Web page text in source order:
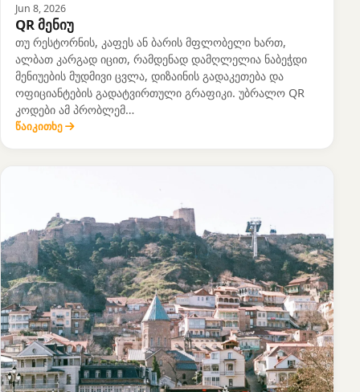
Jun 8, 2026
QR მენიუ
თუ რესტორნის, კაფეს ან ბარის მფლობელი ხართ,
ალბათ კარგად იცით, რამდენად დამღლელია ნაბეჭდი
მენიუების მუდმივი ცვლა, დიზაინის გადაკეთება და
ოფიციანტების გადატვირთული გრაფიკი. უბრალო QR
კოდები ამ პრობლემ…
წაიკითხე